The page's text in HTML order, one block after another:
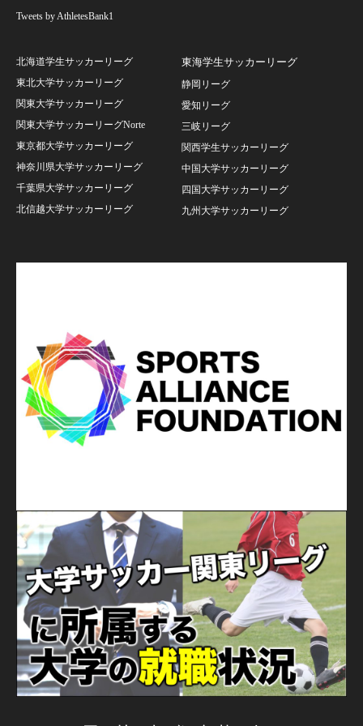
Tweets by AthletesBank1
北海道学生サッカーリーグ
東北大学サッカーリーグ
関東大学サッカーリーグ
関東大学サッカーリーグNorte
東京都大学サッカーリーグ
神奈川県大学サッカーリーグ
千葉県大学サッカーリーグ
北信越大学サッカーリーグ
東海学生サッカーリーグ
静岡リーグ
愛知リーグ
三岐リーグ
関西学生サッカーリーグ
中国大学サッカーリーグ
四国大学サッカーリーグ
九州大学サッカーリーグ